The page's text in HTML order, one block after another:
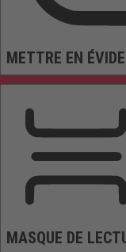
METTRE EN
MASQUE DE